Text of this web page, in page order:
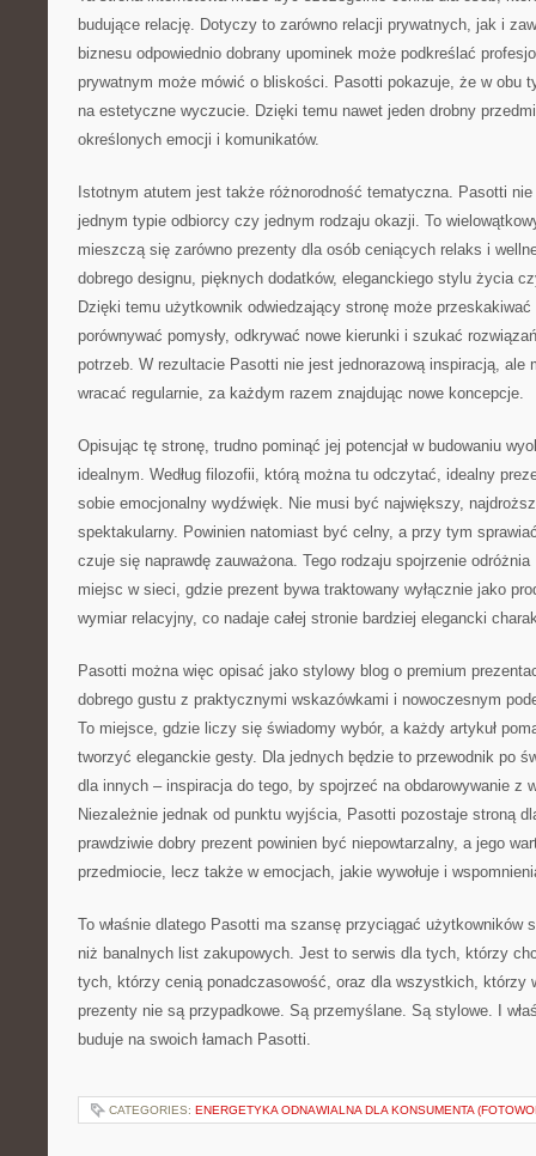
budujące relację. Dotyczy to zarówno relacji prywatnych, jak i
biznesu odpowiednio dobrany upominek może podkreślać
prywatnym może mówić o bliskości. Pasotti pokazuje, że w obu
na estetyczne wyczucie. Dzięki temu nawet jeden drobny
określonych emocji i komunikatów.
Istotnym atutem jest także różnorodność tematyczna. Pasotti
jednym typie odbiorcy czy jednym rodzaju okazji. To
mieszczą się zarówno prezenty dla osób ceniących relaks i
dobrego designu, pięknych dodatków, eleganckiego stylu życia
Dzięki temu użytkownik odwiedzający stronę może
porównywać pomysły, odkrywać nowe kierunki i szukać
potrzeb. W rezultacie Pasotti nie jest jednorazową inspiracją, ale
wracać regularnie, za każdym razem znajdując nowe koncepcje.
Opisując tę stronę, trudno pominąć jej potencjał w budowaniu
idealnym. Według filozofii, którą można tu odczytać, idealny
sobie emocjonalny wydźwięk. Nie musi być największy,
spektakularny. Powinien natomiast być celny, a przy tym
czuje się naprawdę zauważona. Tego rodzaju spojrzenie
miejsc w sieci, gdzie prezent bywa traktowany wyłącznie jako
wymiar relacyjny, co nadaje całej stronie bardziej elegancki
Pasotti można więc opisać jako stylowy blog o premium
dobrego gustu z praktycznymi wskazówkami i nowoczesnym
To miejsce, gdzie liczy się świadomy wybór, a każdy artykuł
tworzyć eleganckie gesty. Dla jednych będzie to przewodnik po
dla innych – inspiracja do tego, by spojrzeć na obdarowywanie z
Niezależnie jednak od punktu wyjścia, Pasotti pozostaje stroną
prawdziwie dobry prezent powinien być niepowtarzalny, a jego
przedmiocie, lecz także w emocjach, jakie wywołuje i
To właśnie dlatego Pasotti ma szansę przyciągać użytkowników
niż banalnych list zakupowych. Jest to serwis dla tych, którzy
tych, którzy cenią ponadczasowość, oraz dla wszystkich, którzy
prezenty nie są przypadkowe. Są przemyślane. Są stylowe. I
buduje na swoich łamach Pasotti.
CATEGORIES: ENERGETYKA ODNAWIALNA DLA KONSUMENTA